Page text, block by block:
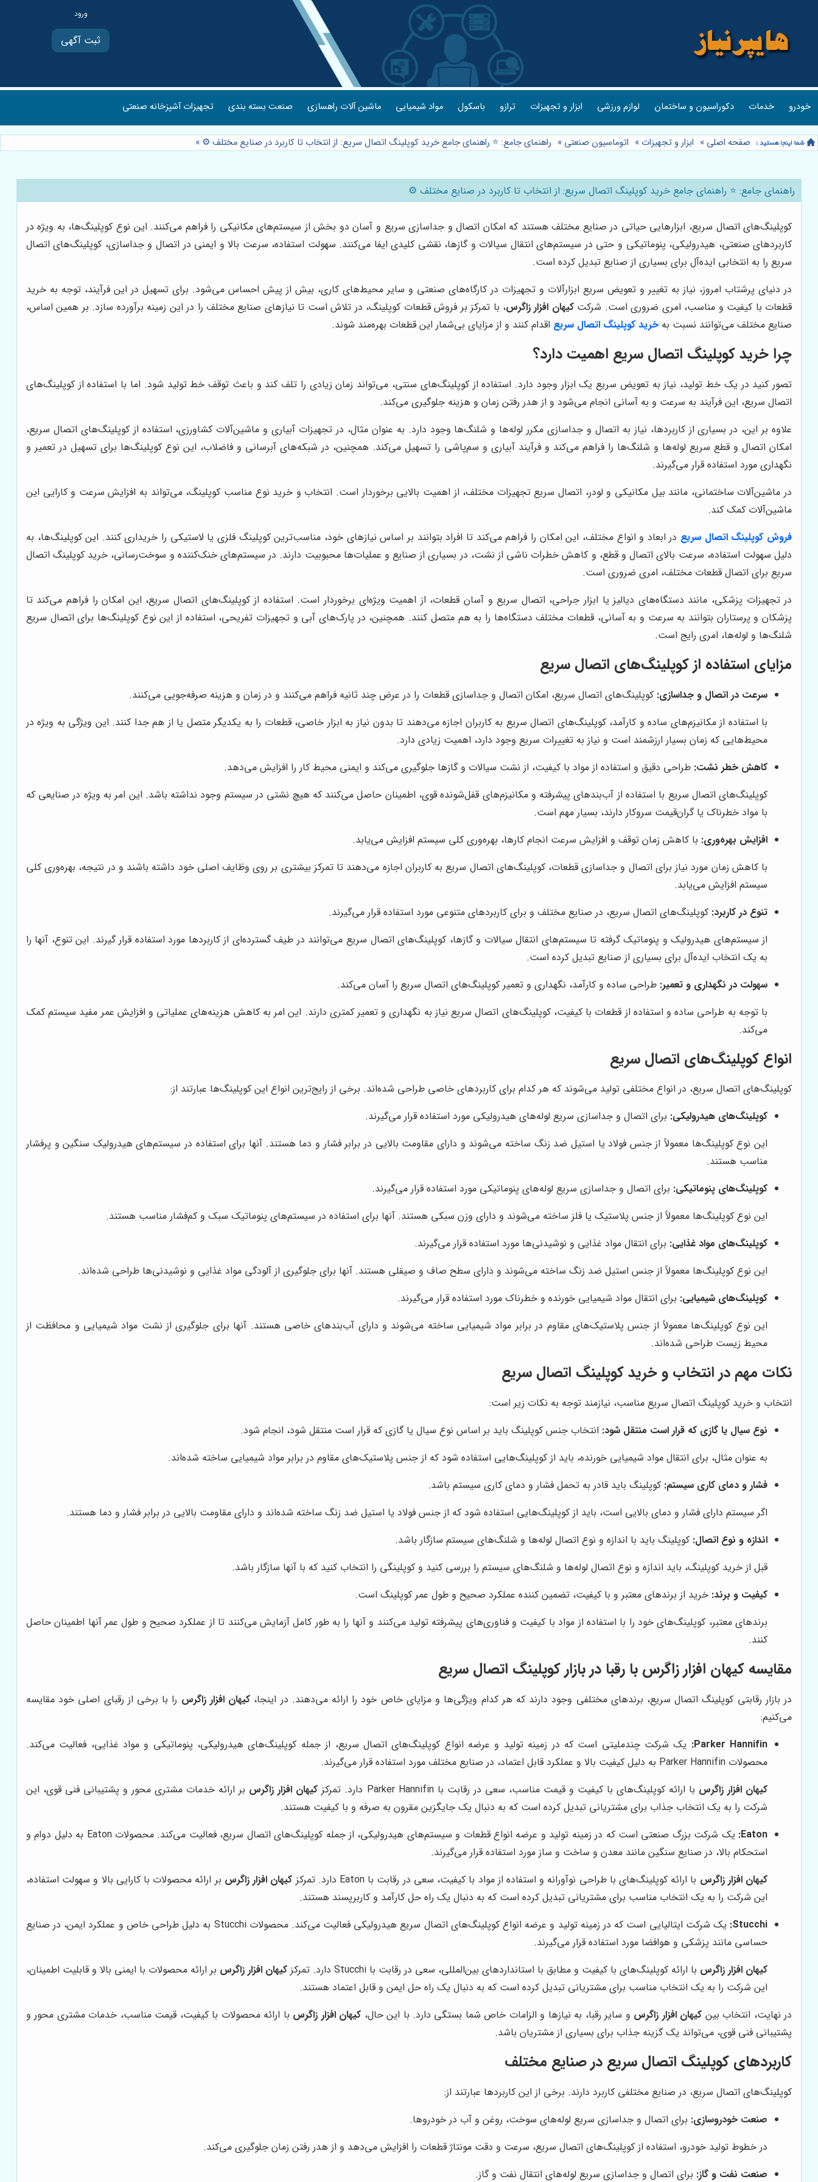
ثبت آگهی
خودرو خدمات دکوراسیون و ساختمان لوازم ورزشی ابزار و تجهیزات ترازو باسکول مواد شیمیایی ماشین آلات راهسازی صنعت بسته بندی تجهیزات آشپزخانه صنعتی
صفحه اصلی » ابزار و تجهیزات » اتوماسیون صنعتی » راهنمای جامع: ⭐️ راهنمای جامع خرید کوپلینگ اتصال سریع: از انتخاب تا کاربرد در صنایع مختلف ⚙️ »
راهنمای جامع: ⭐️ راهنمای جامع خرید کوپلینگ اتصال سریع: از انتخاب تا کاربرد در صنایع مختلف ⚙️
کوپلینگ‌های اتصال سریع، ابزارهایی حیاتی در صنایع مختلف هستند که امکان اتصال و جداسازی سریع و آسان دو بخش از سیستم‌های مکانیکی را فراهم می‌کنند. این نوع کوپلینگ‌ها، به ویژه در
کاربردهای صنعتی، هیدرولیکی، پنوماتیکی و حتی در سیستم‌های انتقال سیالات و گازها، نقشی کلیدی ایفا می‌کنند. سهولت استفاده، سرعت بالا و ایمنی در اتصال و جداسازی، کوپلینگ‌های اتصال
سریع را به انتخابی ایده‌آل برای بسیاری از صنایع تبدیل کرده است.
در دنیای پرشتاب امروز، نیاز به تغییر و تعویض سریع ابزارآلات و تجهیزات در کارگاه‌های صنعتی و سایر محیط‌های کاری، بیش از پیش احساس می‌شود. برای تسهیل در این فرآیند، توجه به خرید
قطعات با کیفیت و مناسب، امری ضروری است. شرکتکیهان افزار زاگرس، با تمرکز بر فروش قطعات کوپلینگ، در تلاش است تا نیازهای صنایع مختلف را در این زمینه برآورده سازد. بر همین اساس،
صنایع مختلف می‌توانند نسبت به خرید کوپلینگ اتصال سریع اقدام کنند و از مزایای بی‌شمار این قطعات بهره‌مند شوند.
چرا خرید کوپلینگ اتصال سریع اهمیت دارد؟
تصور کنید در یک خط تولید، نیاز به تعویض سریع یک ابزار وجود دارد. استفاده از کوپلینگ‌های سنتی، می‌تواند زمان زیادی را تلف کند و باعث توقف خط تولید شود. اما با استفاده از کوپلینگ‌های
اتصال سریع، این فرآیند به سرعت و به آسانی انجام می‌شود و از هدر رفتن زمان و هزینه جلوگیری می‌کند.
علاوه بر این، در بسیاری از کاربردها، نیاز به اتصال و جداسازی مکرر لوله‌ها و شلنگ‌ها وجود دارد. به عنوان مثال، در تجهیزات آبیاری و ماشین‌آلات کشاورزی، استفاده از کوپلینگ‌های اتصال سریع،
امکان اتصال و قطع سریع لوله‌ها و شلنگ‌ها را فراهم می‌کند و فرآیند آبیاری و سم‌پاشی را تسهیل می‌کند. همچنین، در شبکه‌های آبرسانی و فاضلاب، این نوع کوپلینگ‌ها برای تسهیل در تعمیر و
نگهداری مورد استفاده قرار می‌گیرند.
در ماشین‌آلات ساختمانی، مانند بیل مکانیکی و لودر، اتصال سریع تجهیزات مختلف، از اهمیت بالایی برخوردار است. انتخاب و خرید نوع مناسب کوپلینگ، می‌تواند به افزایش سرعت و کارایی این
ماشین‌آلات کمک کند.
فروش کوپلینگ اتصال سریع در ابعاد و انواع مختلف، این امکان را فراهم می‌کند تا افراد بتوانند بر اساس نیازهای خود، مناسب‌ترین کوپلینگ فلزی یا لاستیکی را خریداری کنند. این کوپلینگ‌ها، به
دلیل سهولت استفاده، سرعت بالای اتصال و قطع، و کاهش خطرات ناشی از نشت، در بسیاری از صنایع و عملیات‌ها محبوبیت دارند. در سیستم‌های خنک‌کننده و سوخت‌رسانی، خرید کوپلینگ اتصال
سریع برای اتصال قطعات مختلف، امری ضروری است.
در تجهیزات پزشکی، مانند دستگاه‌های دیالیز یا ابزار جراحی، اتصال سریع و آسان قطعات، از اهمیت ویژه‌ای برخوردار است. استفاده از کوپلینگ‌های اتصال سریع، این امکان را فراهم می‌کند تا
پزشکان و پرستاران بتوانند به سرعت و به آسانی، قطعات مختلف دستگاه‌ها را به هم متصل کنند. همچنین، در پارک‌های آبی و تجهیزات تفریحی، استفاده از این نوع کوپلینگ‌ها برای اتصال سریع
شلنگ‌ها و لوله‌ها، امری رایج است.
مزایای استفاده از کوپلینگ‌های اتصال سریع
سرعت در اتصال و جداسازی: کوپلینگ‌های اتصال سریع، امکان اتصال و جداسازی قطعات را در عرض چند ثانیه فراهم می‌کنند و در زمان و هزینه صرفه‌جویی می‌کنند.
با استفاده از مکانیزم‌های ساده و کارآمد، کوپلینگ‌های اتصال سریع به کاربران اجازه می‌دهند تا بدون نیاز به ابزار خاصی، قطعات را به یکدیگر متصل یا از هم جدا کنند. این ویژگی به ویژه در
محیط‌هایی که زمان بسیار ارزشمند است و نیاز به تغییرات سریع وجود دارد، اهمیت زیادی دارد.
کاهش خطر نشت: طراحی دقیق و استفاده از مواد با کیفیت، از نشت سیالات و گازها جلوگیری می‌کند و ایمنی محیط کار را افزایش می‌دهد.
کوپلینگ‌های اتصال سریع با استفاده از آب‌بندهای پیشرفته و مکانیزم‌های قفل‌شونده قوی، اطمینان حاصل می‌کنند که هیچ نشتی در سیستم وجود نداشته باشد. این امر به ویژه در صنایعی که
با مواد خطرناک یا گران‌قیمت سروکار دارند، بسیار مهم است.
افزایش بهره‌وری: با کاهش زمان توقف و افزایش سرعت انجام کارها، بهره‌وری کلی سیستم افزایش می‌یابد.
با کاهش زمان مورد نیاز برای اتصال و جداسازی قطعات، کوپلینگ‌های اتصال سریع به کاربران اجازه می‌دهند تا تمرکز بیشتری بر روی وظایف اصلی خود داشته باشند و در نتیجه، بهره‌وری کلی
سیستم افزایش می‌یابد.
تنوع در کاربرد: کوپلینگ‌های اتصال سریع، در صنایع مختلف و برای کاربردهای متنوعی مورد استفاده قرار می‌گیرند.
از سیستم‌های هیدرولیک و پنوماتیک گرفته تا سیستم‌های انتقال سیالات و گازها، کوپلینگ‌های اتصال سریع می‌توانند در طیف گسترده‌ای از کاربردها مورد استفاده قرار گیرند. این تنوع، آنها را
به یک انتخاب ایده‌آل برای بسیاری از صنایع تبدیل کرده است.
سهولت در نگهداری و تعمیر: طراحی ساده و کارآمد، نگهداری و تعمیر کوپلینگ‌های اتصال سریع را آسان می‌کند.
با توجه به طراحی ساده و استفاده از قطعات با کیفیت، کوپلینگ‌های اتصال سریع نیاز به نگهداری و تعمیر کمتری دارند. این امر به کاهش هزینه‌های عملیاتی و افزایش عمر مفید سیستم کمک
می‌کند.
انواع کوپلینگ‌های اتصال سریع
کوپلینگ‌های اتصال سریع، در انواع مختلفی تولید می‌شوند که هر کدام برای کاربردهای خاصی طراحی شده‌اند. برخی از رایج‌ترین انواع این کوپلینگ‌ها عبارتند از:
کوپلینگ‌های هیدرولیکی: برای اتصال و جداسازی سریع لوله‌های هیدرولیکی مورد استفاده قرار می‌گیرند.
این نوع کوپلینگ‌ها معمولاً از جنس فولاد یا استیل ضد زنگ ساخته می‌شوند و دارای مقاومت بالایی در برابر فشار و دما هستند. آنها برای استفاده در سیستم‌های هیدرولیک سنگین و پرفشار
مناسب هستند.
کوپلینگ‌های پنوماتیکی: برای اتصال و جداسازی سریع لوله‌های پنوماتیکی مورد استفاده قرار می‌گیرند.
این نوع کوپلینگ‌ها معمولاً از جنس پلاستیک یا فلز ساخته می‌شوند و دارای وزن سبکی هستند. آنها برای استفاده در سیستم‌های پنوماتیک سبک و کم‌فشار مناسب هستند.
کوپلینگ‌های مواد غذایی: برای انتقال مواد غذایی و نوشیدنی‌ها مورد استفاده قرار می‌گیرند.
این نوع کوپلینگ‌ها معمولاً از جنس استیل ضد زنگ ساخته می‌شوند و دارای سطح صاف و صیقلی هستند. آنها برای جلوگیری از آلودگی مواد غذایی و نوشیدنی‌ها طراحی شده‌اند.
کوپلینگ‌های شیمیایی: برای انتقال مواد شیمیایی خورنده و خطرناک مورد استفاده قرار می‌گیرند.
این نوع کوپلینگ‌ها معمولاً از جنس پلاستیک‌های مقاوم در برابر مواد شیمیایی ساخته می‌شوند و دارای آب‌بندهای خاصی هستند. آنها برای جلوگیری از نشت مواد شیمیایی و محافظت از
محیط زیست طراحی شده‌اند.
نکات مهم در انتخاب و خرید کوپلینگ اتصال سریع
انتخاب و خرید کوپلینگ اتصال سریع مناسب، نیازمند توجه به نکات زیر است:
نوع سیال یا گازی که قرار است منتقل شود: انتخاب جنس کوپلینگ باید بر اساس نوع سیال یا گازی که قرار است منتقل شود، انجام شود.
به عنوان مثال، برای انتقال مواد شیمیایی خورنده، باید از کوپلینگ‌هایی استفاده شود که از جنس پلاستیک‌های مقاوم در برابر مواد شیمیایی ساخته شده‌اند.
فشار و دمای کاری سیستم: کوپلینگ باید قادر به تحمل فشار و دمای کاری سیستم باشد.
اگر سیستم دارای فشار و دمای بالایی است، باید از کوپلینگ‌هایی استفاده شود که از جنس فولاد یا استیل ضد زنگ ساخته شده‌اند و دارای مقاومت بالایی در برابر فشار و دما هستند.
اندازه و نوع اتصال: کوپلینگ باید با اندازه و نوع اتصال لوله‌ها و شلنگ‌های سیستم سازگار باشد.
قبل از خرید کوپلینگ، باید اندازه و نوع اتصال لوله‌ها و شلنگ‌های سیستم را بررسی کنید و کوپلینگی را انتخاب کنید که با آنها سازگار باشد.
کیفیت و برند: خرید از برندهای معتبر و با کیفیت، تضمین کننده عملکرد صحیح و طول عمر کوپلینگ است.
برندهای معتبر، کوپلینگ‌های خود را با استفاده از مواد با کیفیت و فناوری‌های پیشرفته تولید می‌کنند و آنها را به طور کامل آزمایش می‌کنند تا از عملکرد صحیح و طول عمر آنها اطمینان حاصل
کنند.
مقایسه کیهان افزار زاگرس با رقبا در بازار کوپلینگ اتصال سریع
در بازار رقابتی کوپلینگ اتصال سریع، برندهای مختلفی وجود دارند که هر کدام ویژگی‌ها و مزایای خاص خود را ارائه می‌دهند. در اینجا، کیهان افزار زاگرس را با برخی از رقبای اصلی خود مقایسه
می‌کنیم:
Parker Hannifin: یک شرکت چندملیتی است که در زمینه تولید و عرضه انواع کوپلینگ‌های اتصال سریع، از جمله کوپلینگ‌های هیدرولیکی، پنوماتیکی و مواد غذایی، فعالیت می‌کند.
محصولات Parker Hannifin به دلیل کیفیت بالا و عملکرد قابل اعتماد، در صنایع مختلف مورد استفاده قرار می‌گیرند.
کیهان افزار زاگرس با ارائه کوپلینگ‌های با کیفیت و قیمت مناسب، سعی در رقابت با Parker Hannifin دارد. تمرکز کیهان افزار زاگرس بر ارائه خدمات مشتری محور و پشتیبانی فنی قوی، این
شرکت را به یک انتخاب جذاب برای مشتریانی تبدیل کرده است که به دنبال یک جایگزین مقرون به صرفه و با کیفیت هستند.
Eaton:
یک شرکت بزرگ صنعتی است که در زمینه تولید و عرضه انواع قطعات و سیستم‌های هیدرولیکی، از جمله کوپلینگ‌های اتصال سریع، فعالیت می‌کند. محصولات Eaton به دلیل دوام و
استحکام بالا، در صنایع سنگین مانند معدن و ساخت و ساز مورد استفاده قرار می‌گیرند.
کیهان افزار زاگرس با ارائه کوپلینگ‌های با طراحی نوآورانه و استفاده از مواد با کیفیت، سعی در رقابت با Eaton دارد. تمرکز کیهان افزار زاگرس بر ارائه محصولات با کارایی بالا و سهولت استفاده،
این شرکت را به یک انتخاب مناسب برای مشتریانی تبدیل کرده است که به دنبال یک راه حل کارآمد و کاربرپسند هستند.
Stucchi:
یک شرکت ایتالیایی است که در زمینه تولید و عرضه انواع کوپلینگ‌های اتصال سریع هیدرولیکی فعالیت می‌کند. محصولات Stucchi به دلیل طراحی خاص و عملکرد ایمن، در صنایع
حساسی مانند پزشکی و هوافضا مورد استفاده قرار می‌گیرند.
کیهان افزار زاگرس با ارائه کوپلینگ‌های با کیفیت و مطابق با استانداردهای بین‌المللی، سعی در رقابت با Stucchi دارد. تمرکز کیهان افزار زاگرس بر ارائه محصولات با ایمنی بالا و قابلیت اطمینان،
این شرکت را به یک انتخاب مناسب برای مشتریانی تبدیل کرده است که به دنبال یک راه حل ایمن و قابل اعتماد هستند.
در نهایت، انتخاب بین کیهان افزار زاگرس و سایر رقبا، به نیازها و الزامات خاص شما بستگی دارد. با این حال، کیهان افزار زاگرس با ارائه محصولات با کیفیت، قیمت مناسب، خدمات مشتری محور و
پشتیبانی فنی قوی، می‌تواند یک گزینه جذاب برای بسیاری از مشتریان باشد.
کاربردهای کوپلینگ اتصال سریع در صنایع مختلف
کوپلینگ‌های اتصال سریع، در صنایع مختلفی کاربرد دارند. برخی از این کاربردها عبارتند از:
صنعت خودروسازی: برای اتصال و جداسازی سریع لوله‌های سوخت، روغن و آب در خودروها.
در خطوط تولید خودرو، استفاده از کوپلینگ‌های اتصال سریع، سرعت و دقت مونتاژ قطعات را افزایش می‌دهد و از هدر رفتن زمان جلوگیری می‌کند.
صنعت نفت و گاز: برای اتصال و جداسازی سریع لوله‌های انتقال نفت و گاز.